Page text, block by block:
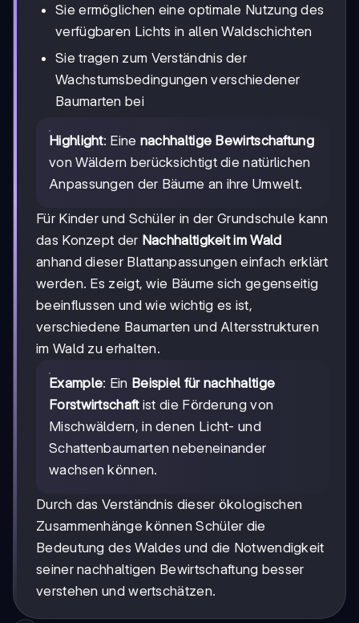
Sie ermöglichen eine optimale Nutzung des
verfügbaren Lichts in allen Waldschichten
Sie tragen zum Verständnis der
Wachstumsbedingungen verschiedener
Baumarten bei
Highlight: Eine nachhaltige Bewirtschaftung
von Wäldern berücksichtigt die natürlichen
Anpassungen der Bäume an ihre Umwelt.
Für Kinder und Schüler in der Grundschule kann
das Konzept der Nachhaltigkeit im Wald
anhand dieser Blattanpassungen einfach erklärt
werden. Es zeigt, wie Bäume sich gegenseitig
beeinflussen und wie wichtig es ist,
verschiedene Baumarten und Altersstrukturen
im Wald zu erhalten.
Example: Ein Beispiel für nachhaltige
Forstwirtschaftist die Förderung von
Mischwäldern, in denen Licht- und
Schattenbaumarten nebeneinander
wachsen können.
Durch das Verständnis dieser ökologischen
Zusammenhänge können Schüler die
Bedeutung des Waldes und die Notwendigkeit
seiner nachhaltigen Bewirtschaftung besser
verstehen und wertschätzen.